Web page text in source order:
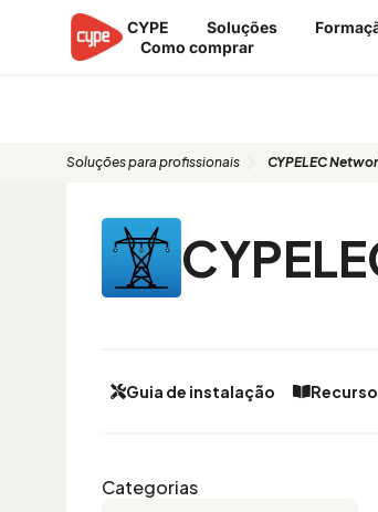
CYPE Soluções
Como comprar
Soluções para profissionais CYPELEC
Guia de instalação
Categorias